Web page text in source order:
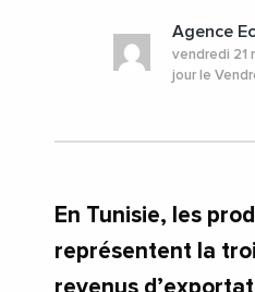
Agence
vendredi 21
jour le
En Tunisie, les
représentent la
revenus